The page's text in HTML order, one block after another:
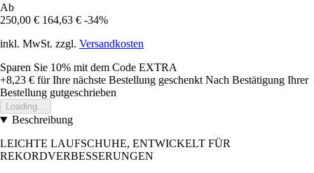
Ab
250,00 € 164,63 € -34%
inkl. MwSt. zzgl. Versandkosten
Sparen Sie 10% mit dem Code EXTRA
+8,23 € für Ihre nächste Bestellung geschenkt Nach Bestätigung Ihrer
Bestellung gutgeschrieben
Loading...
Beschreibung
LEICHTE LAUFSCHUHE, ENTWICKELT FÜR
REKORDVERBESSERUNGEN